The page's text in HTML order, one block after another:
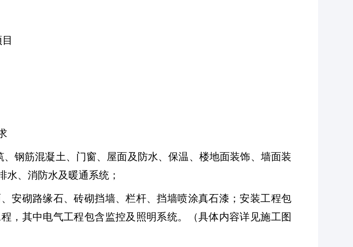
钢筋混凝土、门窗、屋面及防水、保温、楼地面装饰、墙面装
、消防水及暖通系统；
安砌路缘石、砖砌挡墙、栏杆、挡墙喷涂真石漆；安装工程包
，其中电气工程包含监控及照明系统。（具体内容详见施工图